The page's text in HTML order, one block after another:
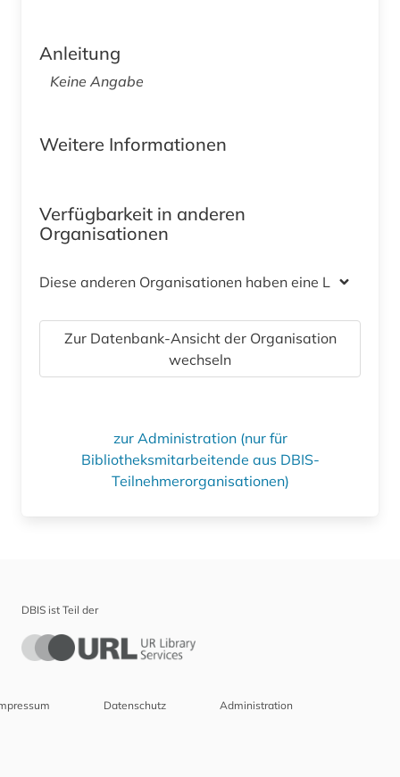
Anleitung
Keine Angabe
Weitere Informationen
Verfügbarkeit in anderen
Organisationen
Diese anderen Organisationen haben eine Lizenz
Zur Datenbank-Ansicht der Organisation
wechseln
zur Administration (nur für
Bibliotheksmitarbeitende aus DBIS-
Teilnehmerorganisationen)
DBIS ist Teil der
Datenschutz Administration